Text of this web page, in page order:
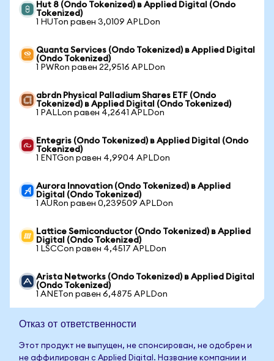
Hut 8 (Ondo Tokenized) в Applied Digital (Ondo
Tokenized)
1 HUTon равен 3,0109 APLDon
Quanta Services (Ondo Tokenized) в Applied Digital
(Ondo Tokenized)
1 PWRon равен 22,9516 APLDon
abrdn Physical Palladium Shares ETF (Ondo
Tokenized) в Applied Digital (Ondo Tokenized)
1 PALLon равен 4,2641 APLDon
Entegris (Ondo Tokenized) в Applied Digital (Ondo
Tokenized)
1 ENTGon равен 4,9904 APLDon
Aurora Innovation (Ondo Tokenized) в Applied
Digital (Ondo Tokenized)
1 AURon равен 0,239509 APLDon
Lattice Semiconductor (Ondo Tokenized) в Applied
Digital (Ondo Tokenized)
1 LSCCon равен 4,4517 APLDon
Arista Networks (Ondo Tokenized) в Applied Digital
(Ondo Tokenized)
1 ANETon равен 6,4875 APLDon
Отказ от ответственности
Этот продукт не выпущен, не спонсирован, не одобрен и
не аффилирован с Applied Digital. Название компании и